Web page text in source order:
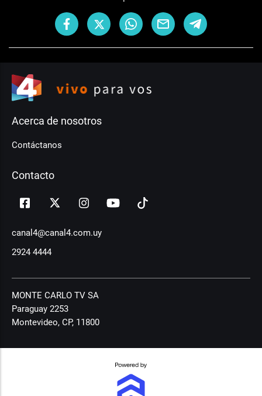
Acerca de nosotros
Contáctanos
Contacto
canal4@canal4.com.uy
2924 4444
MONTE CARLO TV SA
Paraguay 2253
Montevideo, CP, 11800